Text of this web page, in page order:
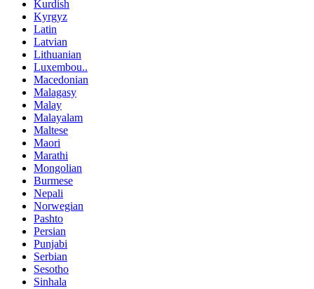
Kurdish
Kyrgyz
Latin
Latvian
Lithuanian
Luxembou..
Macedonian
Malagasy
Malay
Malayalam
Maltese
Maori
Marathi
Mongolian
Burmese
Nepali
Norwegian
Pashto
Persian
Punjabi
Serbian
Sesotho
Sinhala